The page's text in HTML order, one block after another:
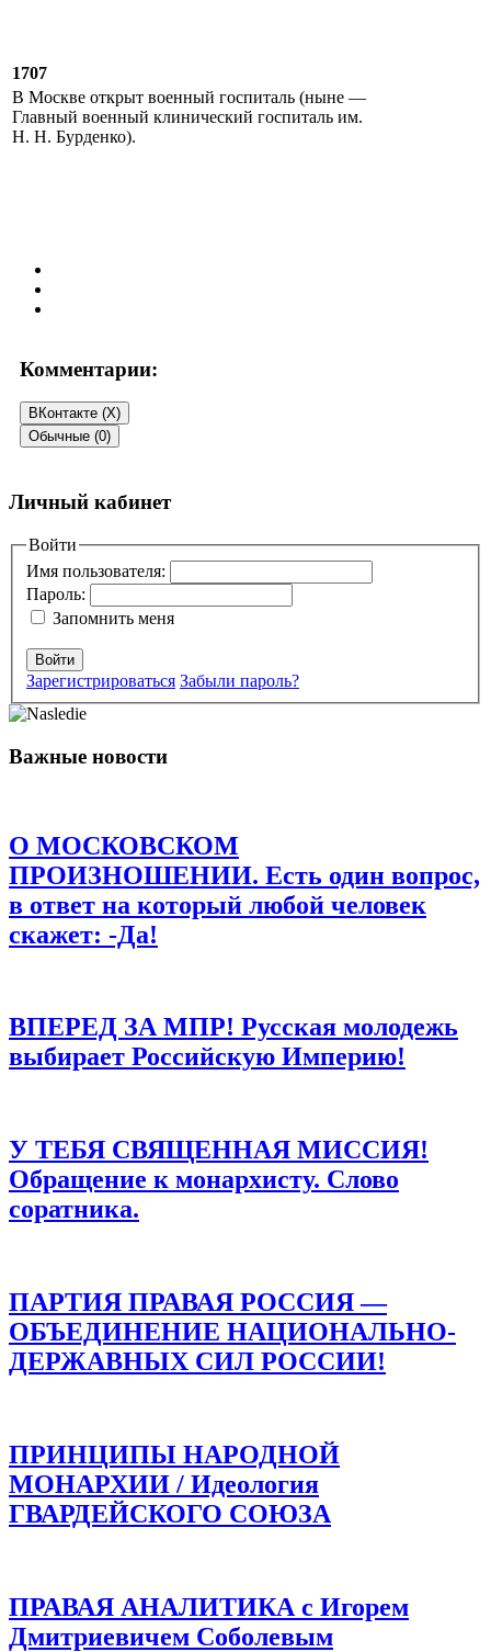
1707
В Москве открыт военный госпиталь (ныне —
Главный военный клинический госпиталь им.
Н. Н. Бурденко).
Комментарии:
ВКонтакте (X)
Обычные (0)
Добавить комментарий
Ваш адрес email не будет опубликован. Обязательные поля
помечены*
Комментарий*
Сайт
Сохранить моё имя, email и адрес сайта в этом браузере для
последующих моих комментариев.
Личный кабинет
Войти
Имя пользователя:
Пароль:
Запомнить меня
Войти
Зарегистрироваться Забыли пароль?
Важные новости
О МОСКОВСКОМ
ПРОИЗНОШЕНИИ. Есть один вопрос,
в ответ на который любой человек
скажет: -Да!
ВПЕРЕД ЗА МПР! Русская молодежь
выбирает Российскую Империю!
У ТЕБЯ СВЯЩЕННАЯ МИССИЯ!
Обращение к монархисту. Слово
соратника.
ПАРТИЯ ПРАВАЯ РОССИЯ —
ОБЪЕДИНЕНИЕ НАЦИОНАЛЬНО-
ДЕРЖАВНЫХ СИЛ РОССИИ!
ПРИНЦИПЫ НАРОДНОЙ
МОНАРХИИ / Идеология
ГВАРДЕЙСКОГО СОЮЗА
ПРАВАЯ АНАЛИТИКА с Игорем
Дмитриевичем Соболевым